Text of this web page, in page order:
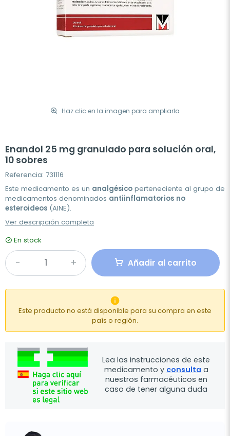
Haz clic en la imagen para ampliarla
Enandol 25 mg granulado para solución oral,
10 sobres
Referencia: 731116
Este medicamento es un analgésico perteneciente al grupo de
medicamentos denominados antiinflamatorios no
esteroideos (AINE).
Ver descripción completa
En stock
Añadir al carrito

Este producto no está disponible para su compra en este
país o región.
Lea las instrucciones de este
medicamento y consulta a
nuestros farmacéuticos en
caso de tener alguna duda